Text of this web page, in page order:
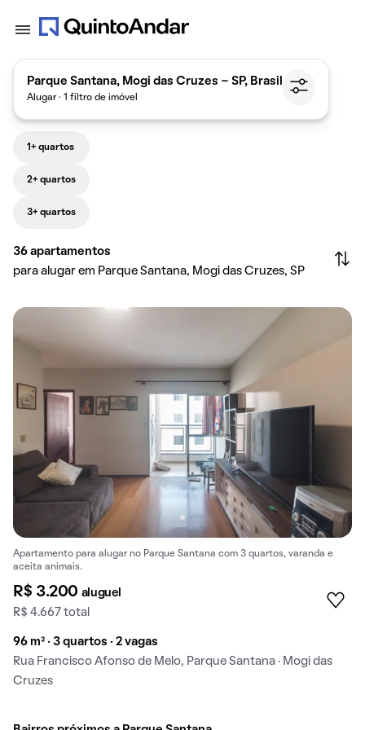
Parque Santana, Mogi das Cruzes - SP, Brasil
Alugar · 1 filtro de imóvel
1+ quartos
2+ quartos
3+ quartos
36 apartamentos
para alugar em Parque Santana, Mogi das Cruzes, SP
Apartamento para alugar no Parque Santana com 3 quartos, varanda e
aceita animais.
R$ 3.200 aluguel
R$ 4.667 total
96 m² · 3 quartos · 2 vagas
Rua Francisco Afonso de Melo, Parque Santana · Mogi das
Cruzes